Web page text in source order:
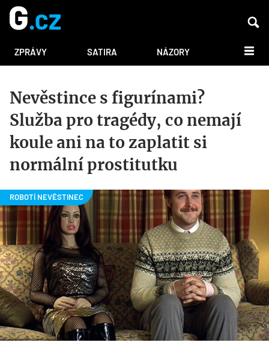
ZPRÁVY SATIRA NÁZORY DALŠÍ
Nevěstince s figurínami?
Služba pro tragédy, co nemají
koule ani na to zaplatit si
normální prostitutku